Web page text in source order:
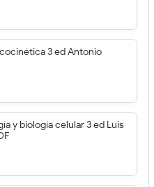
3 ed Antonio
y biología celular 3 ed Luis